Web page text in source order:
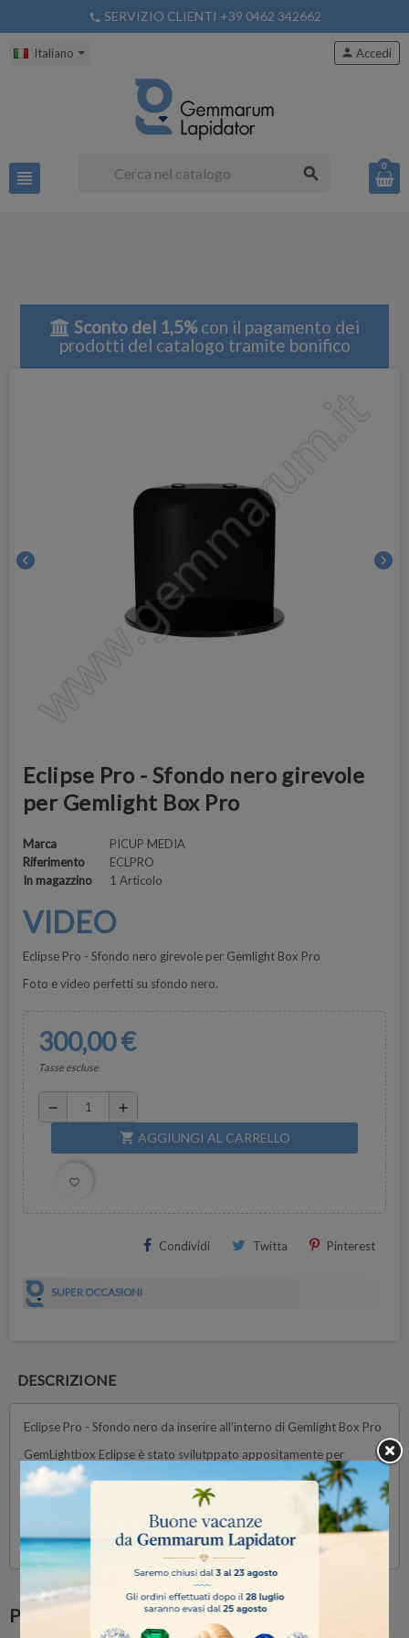
phone SERVIZIO CLIENTI +39 0462 342662
Italiano
view_headline search
person Accedi
0
Sconto del 1,5%con il pagamento dei
prodotti del catalogo tramite bonifico
chevron_left chevron_right
Eclipse Pro - Sfondo nero girevole
per Gemlight Box Pro
Marca
PICUP MEDIA
Riferimento
ECLPRO
In magazzino
1 Articolo
VIDEO
Eclipse Pro - Sfondo nero girevole per Gemlight Box Pro
Foto e video perfetti su sfondo nero.
300,00 €
Tasse escluse
remove add
shopping_cart AGGIUNGI AL CARRELLO
favorite_border
Condividi Twitta Pinterest
SUPER OCCASIONI
DESCRIZIONE
Eclipse Pro - Sfondo nero da inserire all'interno di Gemlight Box Pro
GemLightbox Eclipse è stato svilutppato appositamente per
GemLightBox Pro
Questa soluzione aggiuntiva rende facile e veloce la creazione di
registrazioni di qualità: lo sfondo nero fa risaltare i vostri gioielli e li
fa brillare "con lusso".
Potrebbe anche piacerti